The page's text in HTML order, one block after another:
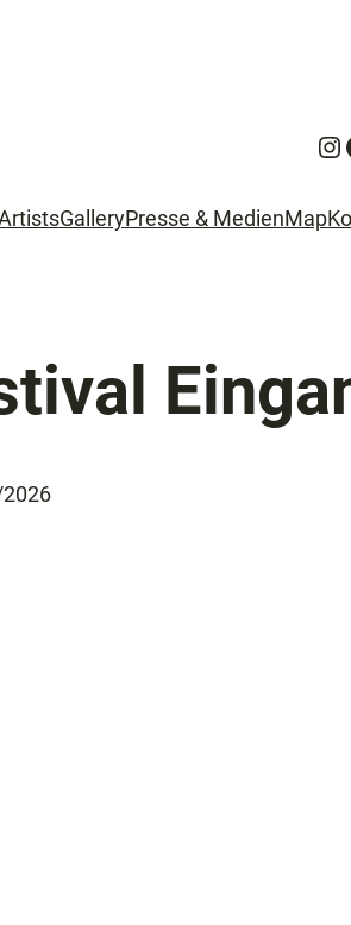
GalleryPresse & MedienMap